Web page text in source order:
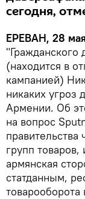
сегодня,
ЕРЕВАН, 28
(находится в
кампанией)
никаких угроз
Армении. Об
на вопрос
правительства
групп
армянская
статданным,